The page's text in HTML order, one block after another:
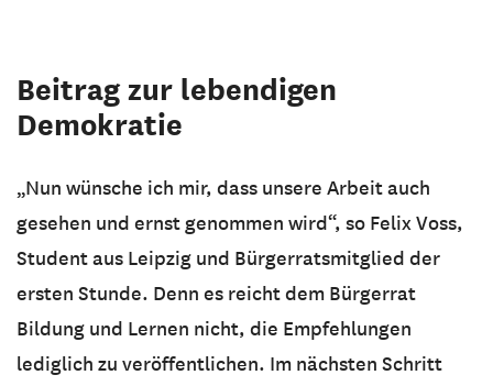
Beitrag zur lebendigen
Demokratie
„Nun wünsche ich mir, dass unsere Arbeit auch
gesehen und ernst genommen wird“, so Felix Voss,
Student aus Leipzig und Bürgerratsmitglied der
ersten Stunde. Denn es reicht dem Bürgerrat
Bildung und Lernen nicht, die Empfehlungen
lediglich zu veröffentlichen. Im nächsten Schritt